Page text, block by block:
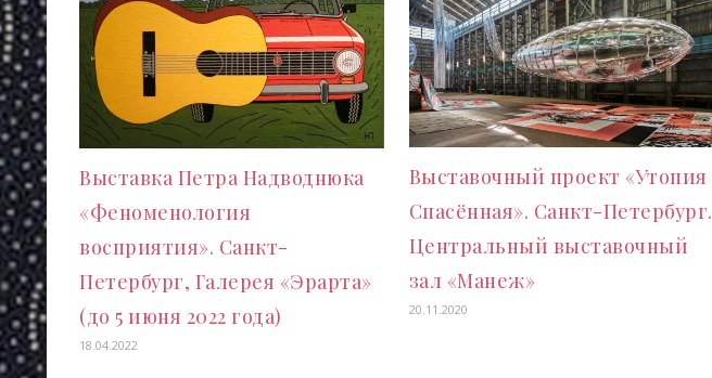
Выставка Петра Надводнюка
«Феноменология
восприятия». Санкт-
Петербург, Галерея «Эрарта»
(до 5 июня 2022 года)
18.04.2022
Выставочный проект «Утопия
Спасённая». Санкт-Петербург.
Центральный выставочный
зал «Манеж»
20.11.2020